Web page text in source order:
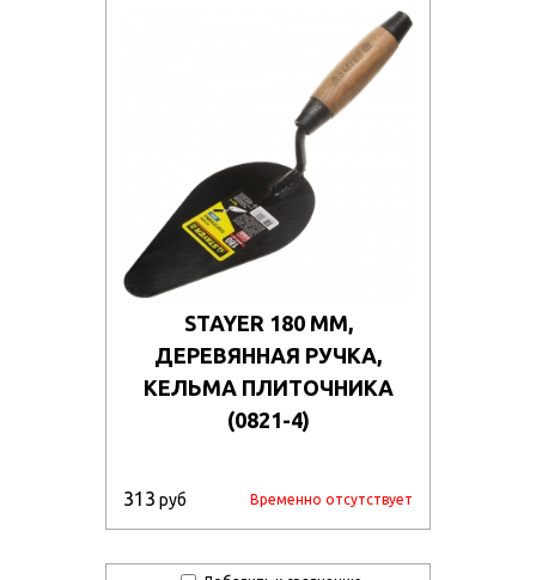
STAYER 180 ММ,
ДЕРЕВЯННАЯ РУЧКА,
КЕЛЬМА ПЛИТОЧНИКА
(0821-4)
313 руб Временно отсутствует